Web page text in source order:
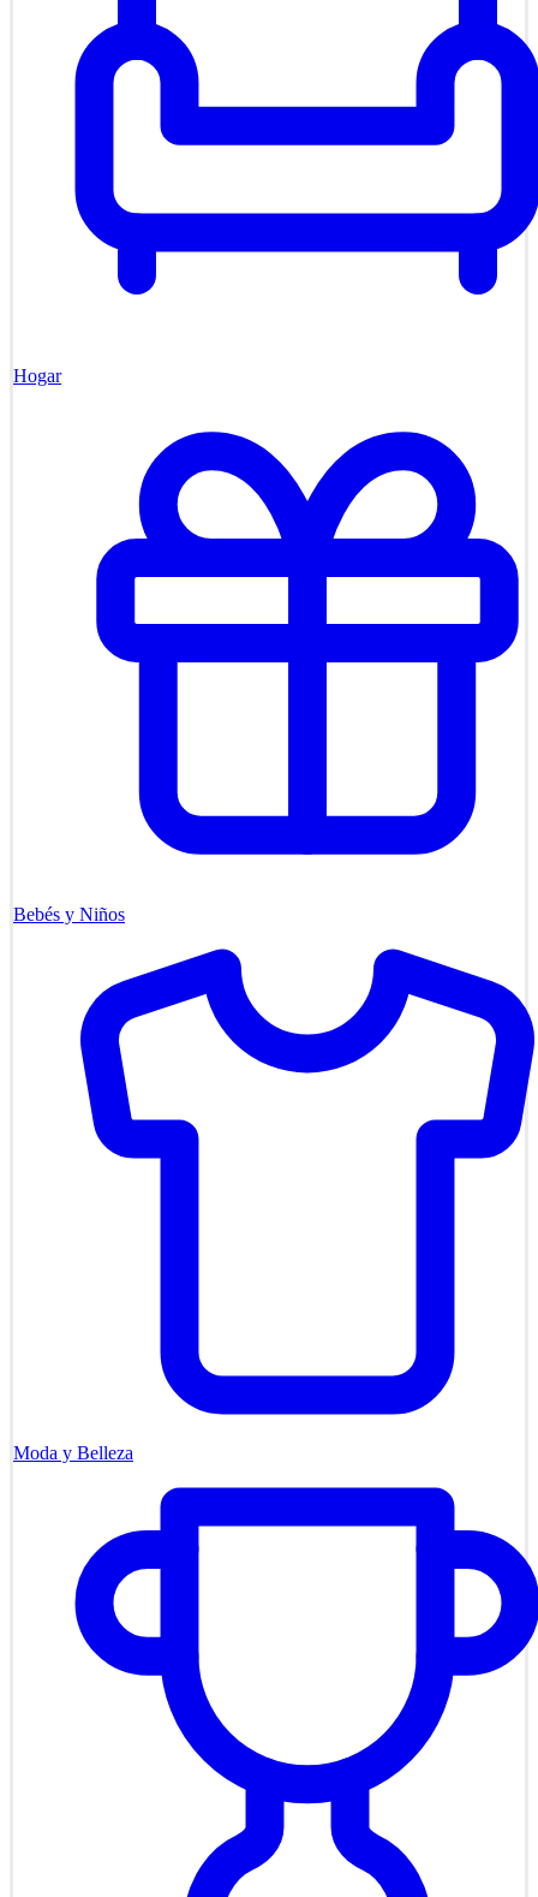
Hogar
Bebés y Niños
Moda y Belleza